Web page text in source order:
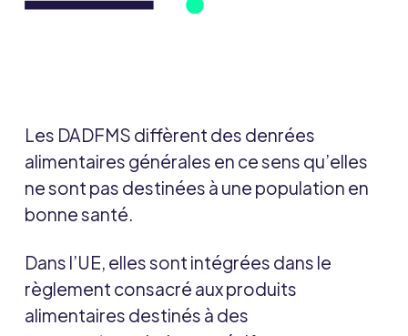
Les DADFMS diffèrent des denrées
alimentaires générales en ce sens qu’elles
ne sont pas destinées à une population en
bonne santé.
Dans l’UE, elles sont intégrées dans le
règlement consacré aux produits
alimentaires destinés à des